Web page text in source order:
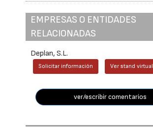
EMPRESAS O ENTIDADES
RELACIONADAS
Deplan, S.L.
Solicitar información Ver stand virtual
ver/escribir comentarios